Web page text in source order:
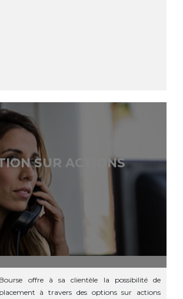
SUR ACTIONS
offre à sa clientèle la possibilité de
à travers des options sur actions